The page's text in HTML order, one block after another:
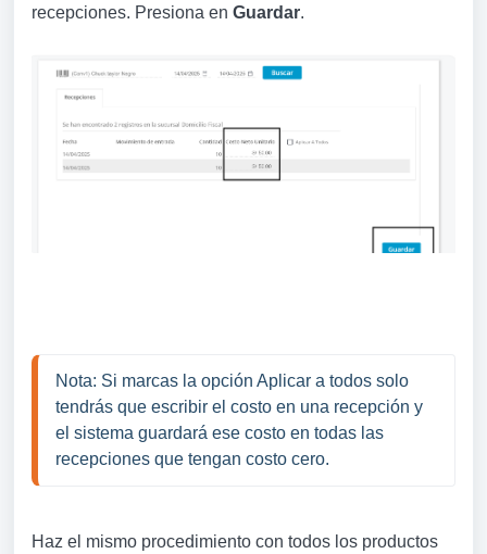
recepciones. Presiona en Guardar.
Nota: Si marcas la opción Aplicar a todos solo
tendrás que escribir el costo en una recepción y
el sistema guardará ese costo en todas las
recepciones que tengan costo cero.
Haz el mismo procedimiento con todos los productos